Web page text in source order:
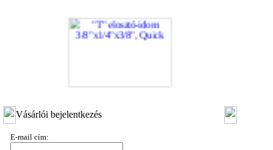
---------
Vásárlói bejelentkezés
E-mail cím: